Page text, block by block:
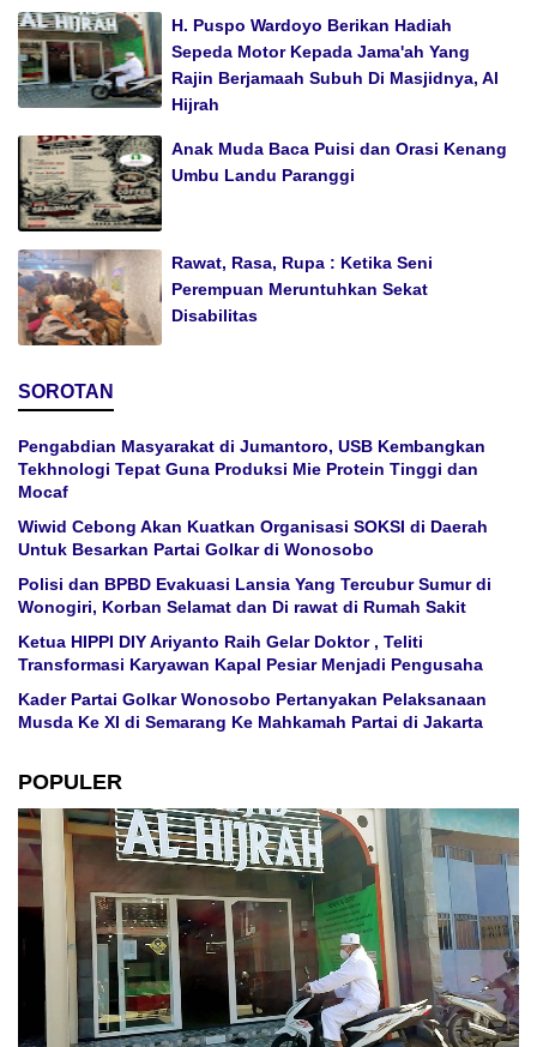
H. Puspo Wardoyo Berikan Hadiah
Sepeda Motor Kepada Jama'ah Yang
Rajin Berjamaah Subuh Di Masjidnya, Al
Hijrah
Anak Muda Baca Puisi dan Orasi Kenang
Umbu Landu Paranggi
Rawat, Rasa, Rupa : Ketika Seni
Perempuan Meruntuhkan Sekat
Disabilitas
SOROTAN
Pengabdian Masyarakat di Jumantoro, USB Kembangkan
Tekhnologi Tepat Guna Produksi Mie Protein Tinggi dan
Mocaf
Wiwid Cebong Akan Kuatkan Organisasi SOKSI di Daerah
Untuk Besarkan Partai Golkar di Wonosobo
Polisi dan BPBD Evakuasi Lansia Yang Tercubur Sumur di
Wonogiri, Korban Selamat dan Di rawat di Rumah Sakit
Ketua HIPPI DIY Ariyanto Raih Gelar Doktor , Teliti
Transformasi Karyawan Kapal Pesiar Menjadi Pengusaha
Kader Partai Golkar Wonosobo Pertanyakan Pelaksanaan
Musda Ke XI di Semarang Ke Mahkamah Partai di Jakarta
POPULER